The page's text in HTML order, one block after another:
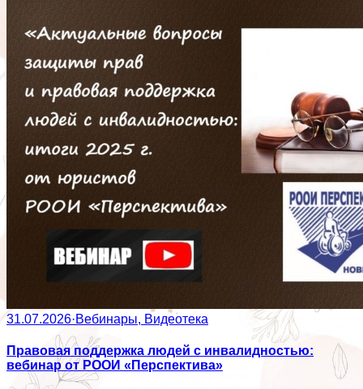
31.07.2026·Вебинары, Видеотека
Правовая поддержка людей с инвалидностью:
вебинар от РООИ «Перспектива»